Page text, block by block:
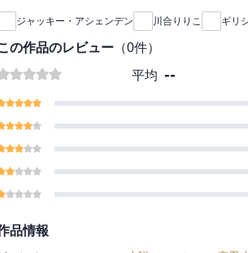
ジャッキー・アシェンデン 川合りりこ ギリ
の作品のレビュー （0件）
平均 --
品情報